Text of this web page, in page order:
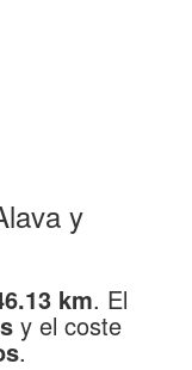
y
km. El
y el coste
.